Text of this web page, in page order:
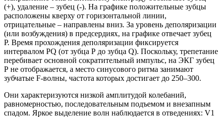
(+), удаление – зубец (-). На графике положительные зубцы
расположены кверху от горизонтальной линии,
отрицательные – направлены вниз. За уровень деполяризации
(или возбуждения) в предсердиях, на графике отвечает зубец
Р. Время прохождения деполяризации фиксируется
интервалом PQ (от зубца Р до зубца Q). Поскольку, трепетание
перебивает основной сократительный импульс, на ЭКГ зубец
Р не отображается, а место синусового ритма занимают
зубчатые F-волны, частота которых достигает до 250–300.
Они характеризуются низкой амплитудой колебаний,
равномерностью, последовательным подъемом и внезапным
спадом. Яркое выделение волн наблюдается в отведениях: V1